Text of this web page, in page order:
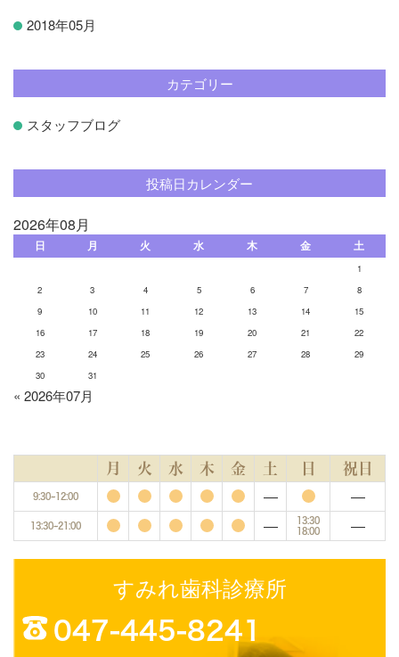
2018年05月
カテゴリー
スタッフブログ
投稿日カレンダー
2026年08月
日 月 火 水 木 金 土
1
2
3 4 5 6 7
8
9
10 11 12 13 14
15
16
17 18 19 20 21
22
23
24 25 26 27 28
29
30
31
« 2026年07月
月 火 水 木 金 土 日 祝日
9:30~12:00 ― ―
13:30~21:00 ―
13:30
18:00
―
すみれ歯科診療所
047-445-8241